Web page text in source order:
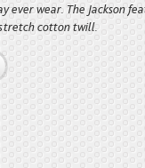
ever wear. The Jackson
cotton twill.